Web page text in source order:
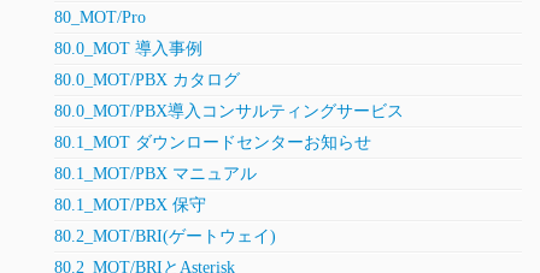
80_MOT/Pro
80.0_MOT 導入事例
80.0_MOT/PBX カタログ
80.0_MOT/PBX導入コンサルティングサービス
80.1_MOT ダウンロードセンターお知らせ
80.1_MOT/PBX マニュアル
80.1_MOT/PBX 保守
80.2_MOT/BRI(ゲートウェイ)
80.2_MOT/BRIとAsterisk